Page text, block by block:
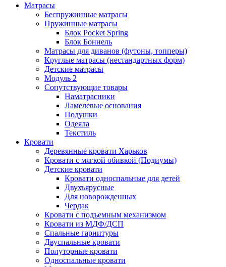
Матрасы
Беспружинные матрасы
Пружинные матрасы
Блок Pocket Spring
Блок Боннель
Матрасы для диванов (футоны, топперы)
Круглые матрасы (нестандартных форм)
Детские матрасы
Модуль 2
Сопутствующие товары
Наматрасники
Ламелевые основания
Подушки
Одеяла
Текстиль
Кровати
Деревянные кровати Харьков
Кровати с мягкой обивкой (Подиумы)
Детские кровати
Кровати односпальные для детей
Двухъярусные
Для новорожденных
Чердак
Кровати с подъемным механизмом
Кровати из МДФ/ДСП
Спальные гарнитуры
Двуспальные кровати
Полуторные кровати
Односпальные кровати